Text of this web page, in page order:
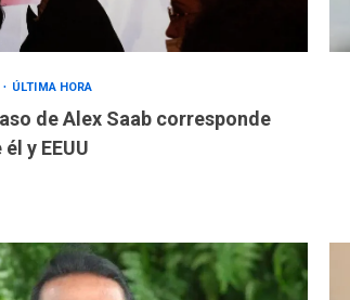
ÚLTIMA HORA
de Alex Saab corresponde
y EEUU